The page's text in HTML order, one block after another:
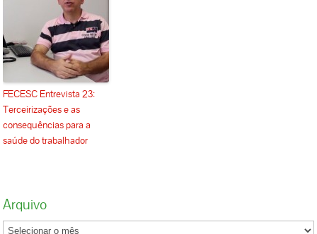
FECESC Entrevista 23:
Terceirizações e as
consequências para a
saúde do trabalhador
Arquivo